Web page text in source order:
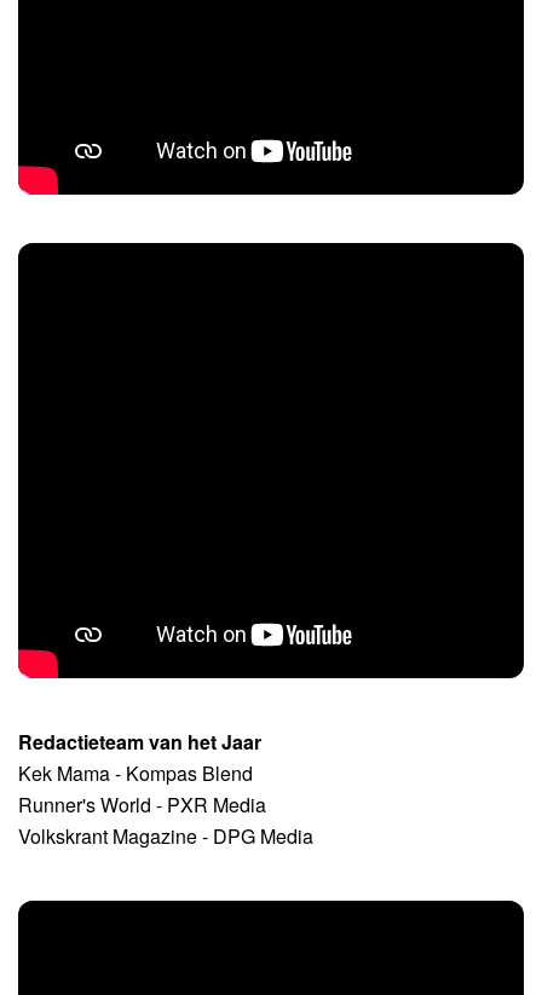
Redactieteam van het Jaar
Kek Mama - Kompas Blend
Runner's World - PXR Media
Volkskrant Magazine - DPG Media